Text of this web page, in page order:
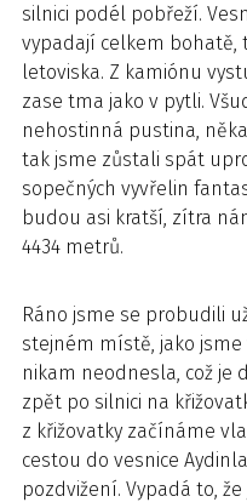
silnici podél pobřeží.
vypadají celkem
letoviska. Z kamiónu
zase tma jako v pytli.
nehostinná pustina,
tak jsme zůstali spát
sopečných vyvřelin
budou asi kratší, zítra
4434 metrů.
Ráno jsme se probudili
stejném místě, jako
nikam neodnesla, což je
zpět po silnici na
z křižovatky začínáme
cestou do vesnice
pozdvižení. Vypadá to,